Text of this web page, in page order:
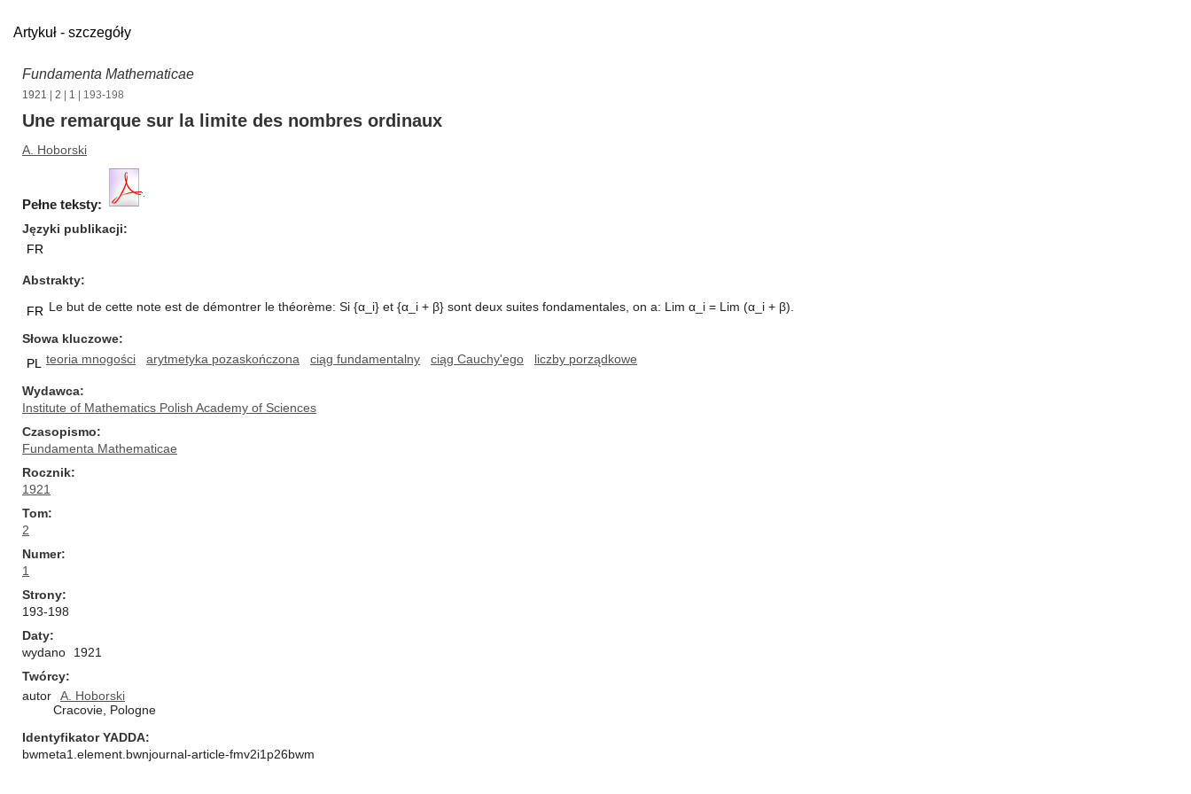
Artykuł - szczegóły
Fundamenta Mathematicae
1921 2 1 | 193-198
Une remarque sur la limite des nombres ordinaux
A. Hoborski
Pełne teksty:
Języki publikacji
FR
Abstrakty
FR Le but de cette note est de démontrer le théorème: Si {α_i} et {α_i + β} sont deux suites fondamentales, on a: Lim α_i = Lim (α_i + β).
Słowa kluczowe
PL
teoria mnogości arytmetyka pozaskończona ciąg fundamentalny ciąg Cauchy'ego liczby porządkowe
Wydawca
Institute of Mathematics Polish Academy of Sciences
Czasopismo
Fundamenta Mathematicae
Rocznik
1921
Tom
2
Numer
1
Strony
193-198
Daty
wydano
1921
Twórcy
autor
A. Hoborski
Cracovie, Pologne
Identyfikator YADDA
bwmeta1.element.bwnjournal-article-fmv2i1p26bwm